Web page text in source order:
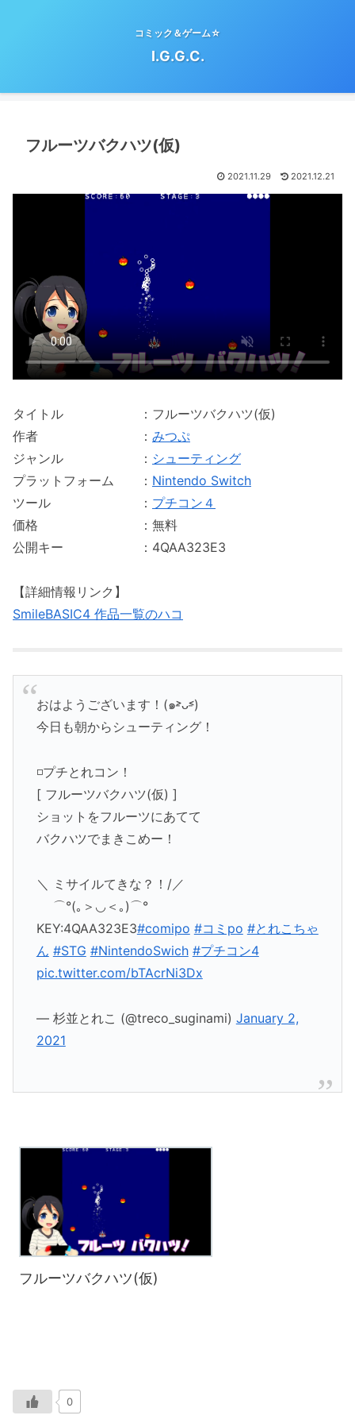
コミック＆ゲーム☆
I.G.G.C.
フルーツバクハツ(仮)
2021.11.29 2021.12.21
タイトル ：フルーツバクハツ(仮)
作者 ： みつぷ
ジャンル ： シューティング
プラットフォーム ： Nintendo Switch
ツール ： プチコン４
価格 ：無料
公開キー ：4QAA323E3
【詳細情報リンク】
SmileBASIC4 作品一覧のハコ
おはようございます！(๑˃̵ᴗ˂̵)
今日も朝からシューティング！
◽️プチとれコン！
[ フルーツバクハツ(仮) ]
ショットをフルーツにあてて
バクハツでまきこめー！
＼ ミサイルてきな？！/／
⌒°(｡＞◡＜｡)⌒°
KEY:4QAA323E3#comipo #コミpo #とれこちゃ
ん #STG #NintendoSwich #プチコン4
pic.twitter.com/bTAcrNi3Dx
— 杉並とれこ (@treco_suginami) January 2,
2021
フルーツバクハツ(仮)
0